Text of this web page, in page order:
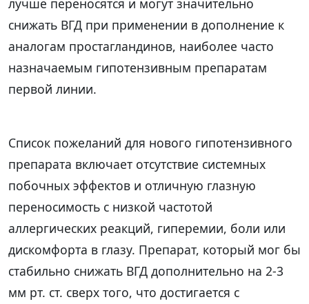
снижать ВГД при применении в дополнение к
аналогам простагландинов, наиболее часто
назначаемым гипотензивным препаратам
первой линии.
Список пожеланий для нового гипотензивного
препарата включает отсутствие системных
побочных эффектов и отличную глазную
переносимость с низкой частотой
аллергических реакций, гиперемии, боли или
дискомфорта в глазу. Препарат, который мог бы
стабильно снижать ВГД дополнительно на 2-3
мм рт. ст. сверх того, что достигается с